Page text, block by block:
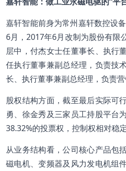
嘉轩智能前身为常州嘉轩数控设
6月，2017年6月改制为股份有限
层中，付杰女士任董事长、执行
任执行董事兼副总经理，负责技
长、执行董事兼副总经理，负责营
股权结构方面，截至最后实际可
勇、徐金秀及三家员工持股平台
38.32%的投票权，控制权相对稳定
从业务结构看，公司核心产品包
磁电机、变频器及风力发电机组